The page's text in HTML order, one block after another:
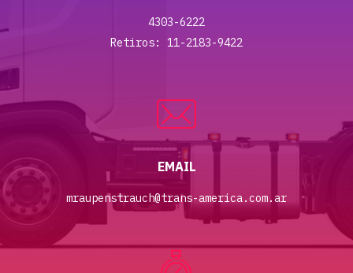
4303-6222
Retiros: 11-2183-9422
EMAIL
mraupenstrauch@trans-america.com.ar